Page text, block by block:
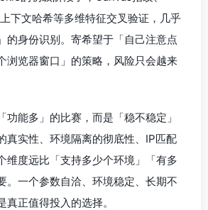
下文哈希等多维特征交叉验证，几乎
的身份识别。寄希望于「自己注意点
浏览器窗口」的策略，风险只会越来
功能多」的比赛，而是「稳不稳定」
真实性、环境隔离的彻底性、IP匹配
度远比「支持多少个环境」「有多
。一个参数自洽、环境稳定、长期不
正值得投入的选择。